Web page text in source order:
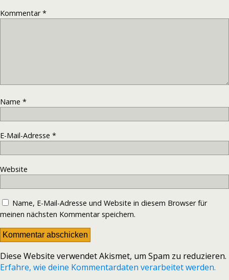
Kommentar*
Name *
E-Mail-Adresse *
Website
Name, E-Mail-Adresse und Website in diesem Browser für
meinen nächsten Kommentar speichern.
Diese Website verwendet Akismet, um Spam zu reduzieren.
Erfahre, wie deine Kommentardaten verarbeitet werden.